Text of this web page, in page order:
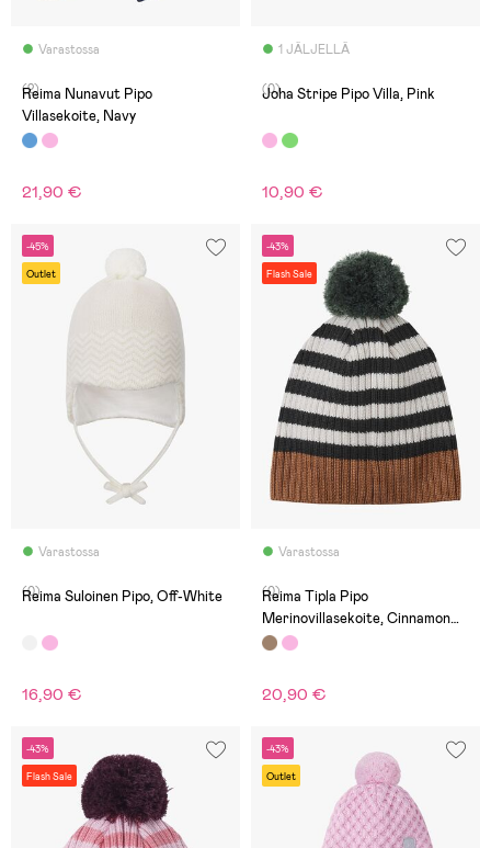
Varastossa
(2)
Reima Nunavut Pipo
Villasekoite, Navy
21,90 €
1 JÄLJELLÄ
(0)
Joha Stripe Pipo Villa, Pink
10,90 €
-45%
Outlet
Varastossa
(0)
Reima Suloinen Pipo, Off-White
16,90 €
-43%
Flash Sale
Varastossa
(0)
Reima Tipla Pipo
Merinovillasekoite, Cinnamon
Brown
20,90 €
-43%
Flash Sale
-43%
Outlet